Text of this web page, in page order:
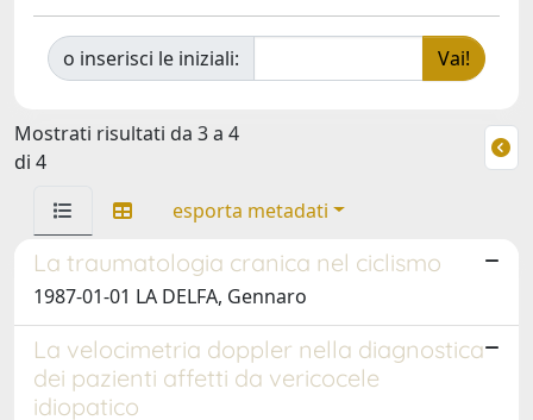
o inserisci le iniziali:
Mostrati risultati da 3 a 4
di 4
esporta metadati
La traumatologia cranica nel ciclismo
1987-01-01 LA DELFA, Gennaro
La velocimetria doppler nella diagnostica
dei pazienti affetti da vericocele
idiopatico